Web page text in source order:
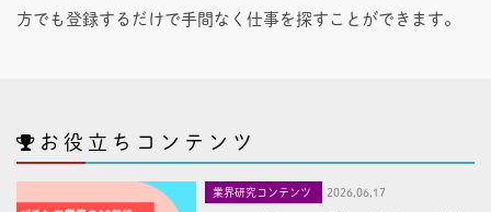
方でも登録するだけで手間なく仕事を探すことができます。
お役立ちコンテンツ
業界研究コンテンツ 2026,06,17